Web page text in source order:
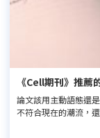
《Cell期刊》推薦
論文該用主動語態還
不符合現在的潮流，